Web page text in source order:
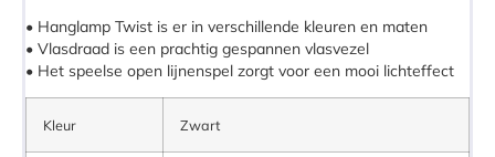
• Hanglamp Twist is er in verschillende kleuren en maten
• Vlasdraad is een prachtig gespannen vlasvezel
• Het speelse open lijnenspel zorgt voor een mooi lichteffect
Kleur Zwart